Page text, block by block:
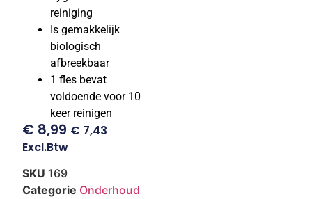
reiniging
Is gemakkelijk
biologisch
afbreekbaar
1 fles bevat
voldoende voor 10
keer reinigen
€ 8,99 € 7,43
Excl.btw
SKU 169
Categorie Onderhoud